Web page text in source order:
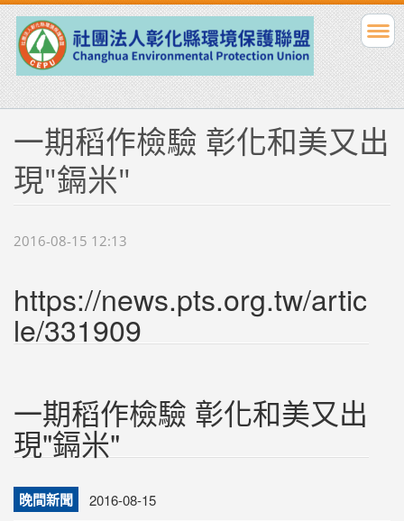
一期稻作檢驗 彰化和美又出
現"鎘米"
2016-08-15 12:13
https://news.pts.org.tw/artic
le/331909
一期稻作檢驗 彰化和美又出
現"鎘米"
晚間新聞 2016-08-15